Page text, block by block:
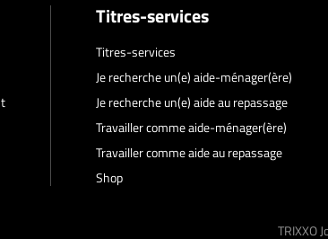
Titres-services
Titres-services
Je recherche un(e) aide-ménager(ère)
Je recherche un(e) aide au repassage
Travailler comme aide-ménager(ère)
Travailler comme aide au repassage
Shop
TRIXXO